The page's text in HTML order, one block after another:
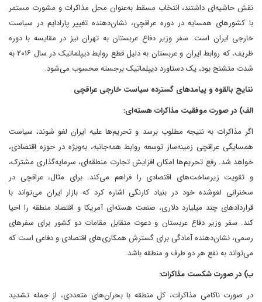
نقش حاشیه‌ای داشتند، انتخاب مسقط به‌عنوان محل مذاکرات و مشورت مستمر
با کشورهای همسایه در دوره عراقچی، نشان‌دهنده تغییر پارادایم در سیاست
خارجی ایران است. سفر وزیر دفاع عربستان به تهران نیز در مقایسه با دوره
ظریف، که روابط ایران و عربستان به دلیل قطع روابط دیپلماتیک در سال ۲۰۱۶ به
شدت متشنج بود، یک دستاورد دیپلماتیک برجسته محسوب می‌شود.
نتایج بالقوه و پیامدهای گسترده سیاست خارجی عراقچی
الف) در صورت موفقیت مذاکرات هسته‌ای:
اگر مذاکرات به نتیجه مطلوب برسد و تحریم‌ها علیه ایران لغو شوند، سیاست
همسایگی عراقچی زمینه‌ساز توسعه روابط همه‌جانبه، به‌ویژه در حوزه اقتصادی،
خواهد شد. رفع تحریم‌ها امکان افزایش تجارت منطقه‌ای، سرمایه‌گذاری مشترک،
و تقویت زیرساخت‌های اقتصادی را فراهم می‌کند. برای مثال، عراقچی در
سخنرانی لغوشده خود در بنیاد کارنگی اشاره کرد که بازار ایران می‌تواند با
قراردادهای چند میلیارد دلاری، صنعت هسته‌ای آمریکا و اقتصاد منطقه را احیا
کند. سفر وزیر دفاع عربستان و دعوت متقابل مقامات دو کشور برای سفرهای
رسمی، نشان‌دهنده آمادگی برای گسترش همکاری‌های اقتصادی و دفاعی است که
می‌تواند به نفع هر دو طرف و منطقه باشد.
ب) در صورت شکست مذاکرات:
در صورت ناکامی مذاکرات، کل منطقه با بحران‌های متعددی، از جمله تشدید